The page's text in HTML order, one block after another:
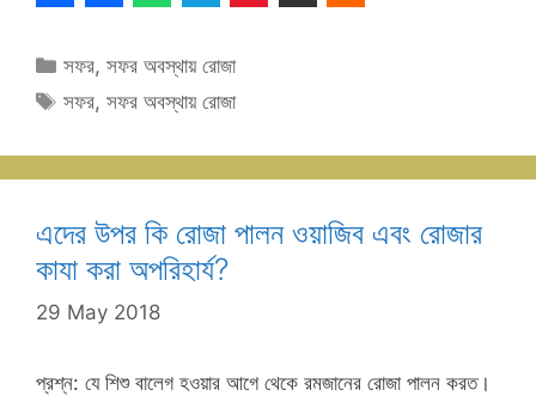
Categories
সফর,সফর অবস্থায় রোজা
Tags
সফর,সফর অবস্থায় রোজা
এদের উপর কি রোজা পালন ওয়াজিব এবং রোজার
কাযা করা অপরিহার্য?
29 May 2018
প্রশ্ন: যে শিশু বালেগ হওয়ার আগে থেকে রমজানের রোজা পালন করত।